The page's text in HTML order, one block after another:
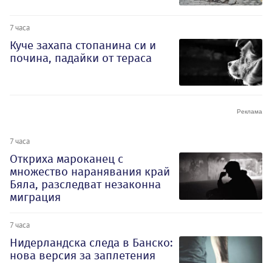
7 часа
Куче захапа стопанина си и
почина, падайки от тераса
7 часа
Откриха мароканец с
множество наранявания край
Бяла, разследват незаконна
миграция
7 часа
Нидерландска следа в Банско:
нова версия за заплетения